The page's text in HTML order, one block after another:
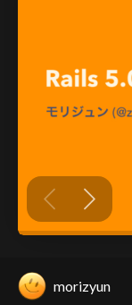
morizyun